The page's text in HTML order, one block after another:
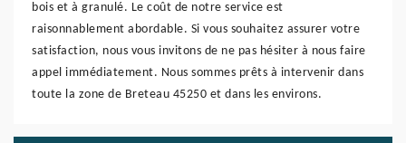
bois et à granulé. Le coût de notre service est
raisonnablement abordable. Si vous souhaitez assurer votre
satisfaction, nous vous invitons de ne pas hésiter à nous faire
appel immédiatement. Nous sommes prêts à intervenir dans
toute la zone de Breteau 45250 et dans les environs.